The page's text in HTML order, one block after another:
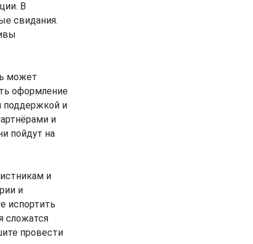
В
свидания.
может
оформление
поддержкой и
и
пойдут на
и
и
испортить
сложатся
провести